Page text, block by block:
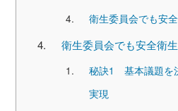
衛生委員会でも安
衛生委員会でも安全衛
秘訣1 基本議題を
実現